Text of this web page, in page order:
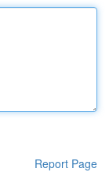
Report Page